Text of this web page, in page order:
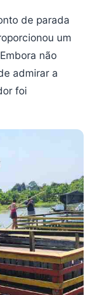
de parada
um
não
admirar a
foi